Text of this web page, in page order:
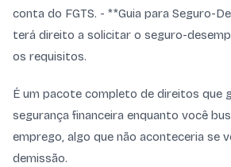
conta do FGTS. - **Guia para Seguro-
terá direito a solicitar o seguro-
os requisitos.
É um pacote completo de direitos que
segurança financeira enquanto você
emprego, algo que não aconteceria se
demissão.